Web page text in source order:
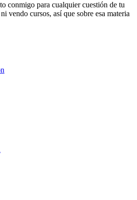
conmigo para cualquier cuestión de tu
vendo cursos, así que sobre esa materia